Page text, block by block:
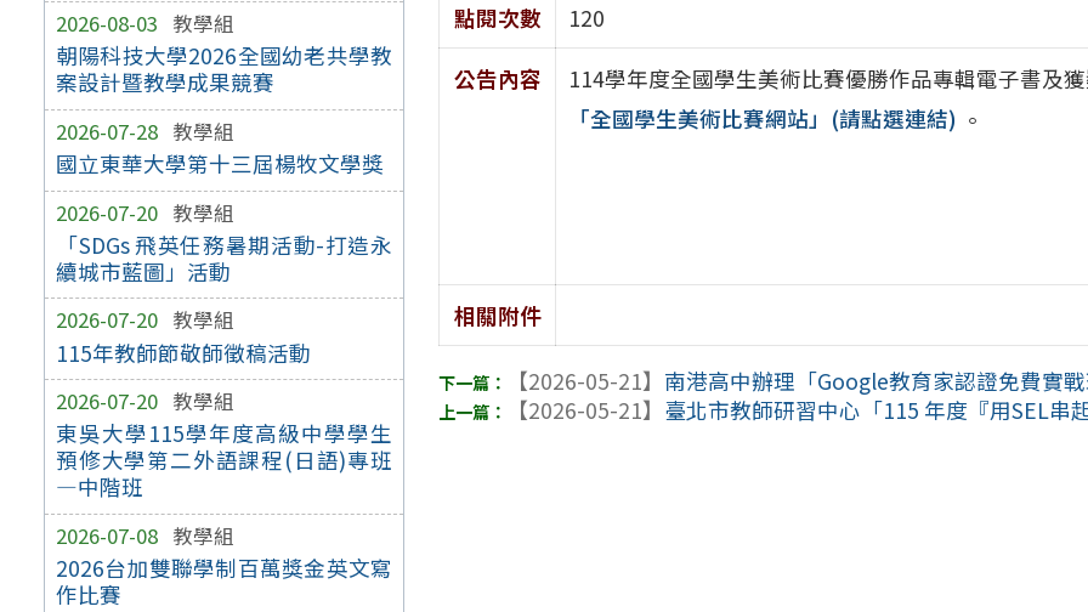
2026-08-03 教學組
朝陽科技大學2026全國幼老共學教
案設計暨教學成果競賽
2026-07-28 教學組
國立東華大學第十三屆楊牧文學獎
2026-07-20 教學組
「SDGs 飛英任務暑期活動-打造永
續城市藍圖」活動
2026-07-20 教學組
115年教師節敬師徵稿活動
2026-07-20 教學組
東吳大學115學年度高級中學學生
預修大學第二外語課程(日語)專班
—中階班
2026-07-08 教學組
2026台加雙聯學制百萬獎金英文寫
作比賽
點閱次數
120
公告內容
114學年度全國學生美術比賽優勝作品專輯電子書及
「全國學生美術比賽網站」(請點選連結) 。
相關附件
【2026-05-21】 南港高中辦理「Google教育家認證免費實
【2026-05-21】 臺北市教師研習中心「115 年度『用SEL串